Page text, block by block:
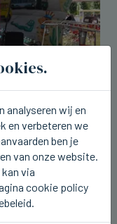
het station
analyseren wij en
en verbeteren we
ben je
van onze website.
via
cookie policy